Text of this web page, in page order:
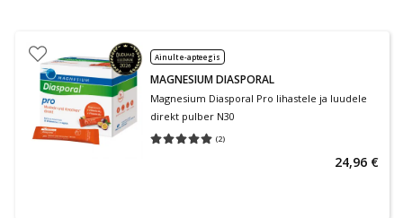
Ainult e-apteegis
MAGNESIUM DIASPORAL
Magnesium Diasporal Pro lihastele ja luudele
direkt pulber N30
(2)
Keskmine hinnang 5.00
24,96 €